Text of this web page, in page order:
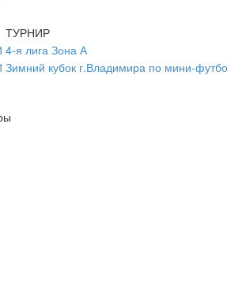
ТУРНИР
4-я лига Зона А
Зимний кубок г.Владимира по мини-